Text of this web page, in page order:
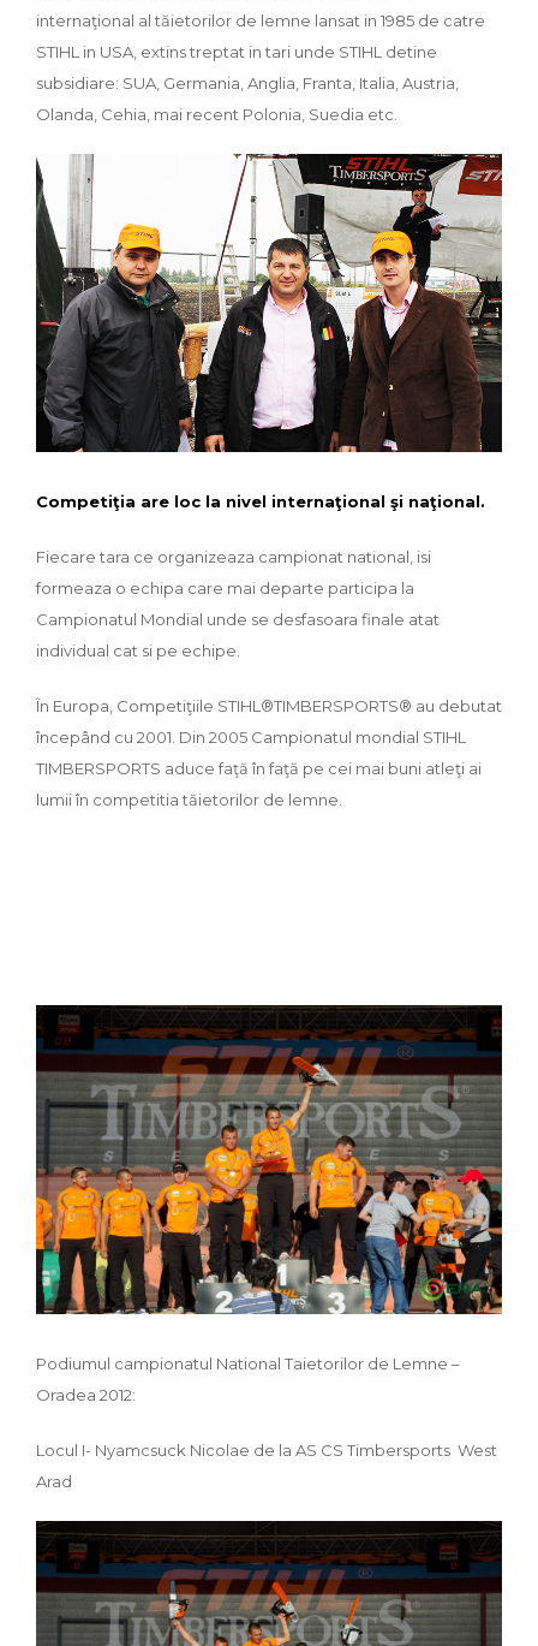
internaţional al tăietorilor de lemne lansat in 1985 de catre
STIHL in USA, extins treptat in tari unde STIHL detine
subsidiare: SUA, Germania, Anglia, Franta, Italia, Austria,
Olanda, Cehia, mai recent Polonia, Suedia etc.
Competiţia are loc la nivel internaţional şi naţional.
Fiecare tara ce organizeaza campionat national, isi
formeaza o echipa care mai departe participa la
Campionatul Mondial unde se desfasoara finale atat
individual cat si pe echipe.
În Europa, Competiţiile STIHL®TIMBERSPORTS® au debutat
începând cu 2001. Din 2005 Campionatul mondial STIHL
TIMBERSPORTS aduce faţă în faţă pe cei mai buni atleţi ai
lumii în competitia tăietorilor de lemne.
Podiumul campionatul National Taietorilor de Lemne –
Oradea 2012:
Locul I- Nyamcsuck Nicolae de la AS CS Timbersports West
Arad